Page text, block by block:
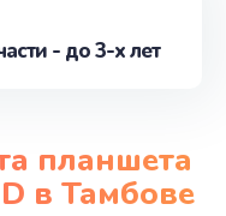
- до 3-х лет
планшета
в Тамбове